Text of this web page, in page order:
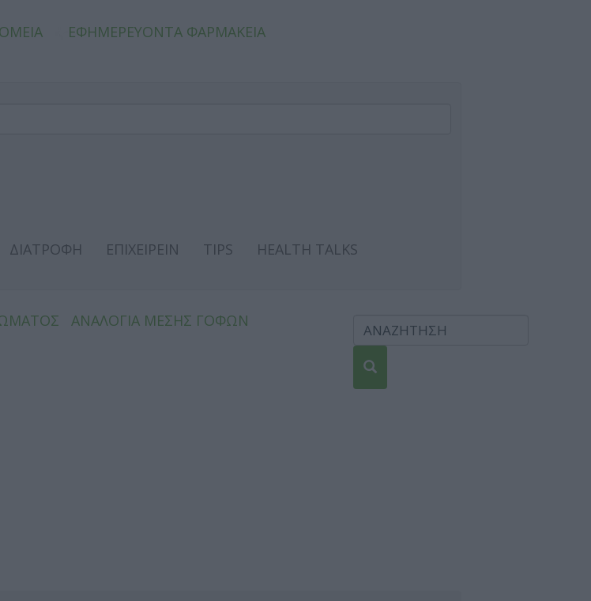
ΕΦΗΜΕΡΕΥΟΝΤΑ ΦΑΡΜΑΚΕΙΑ
ΔΙΑΤΡΟΦΗ ΕΠΙΧΕΙΡΕΙΝ TIPS
HEALTH TALKS
ΑΝΑΛΟΓΙΑ ΜΕΣΗΣ ΓΟΦΩΝ